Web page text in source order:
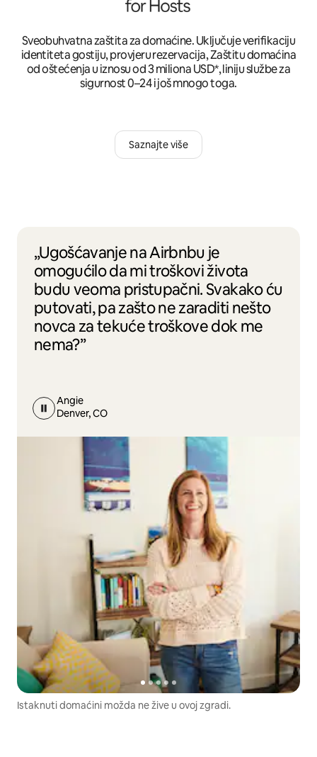
Sveobuhvatna zaštita za domaćine. Uključuje verifikaciju
identiteta gostiju, provjeru rezervacija, Zaštitu domaćina
od oštećenja u iznosu od 3 miliona USD*, liniju službe za
sigurnost 0–24 i još mnogo toga.
Saznajte više
„Ugošćavanje na Airbnbu je
omogućilo da mi troškovi života
budu veoma pristupačni. Svakako ću
putovati, pa zašto ne zaraditi nešto
novca za tekuće troškove dok me
nema?”
Angie
Denver, CO
Istaknuti domaćini možda ne žive u ovoj zgradi.